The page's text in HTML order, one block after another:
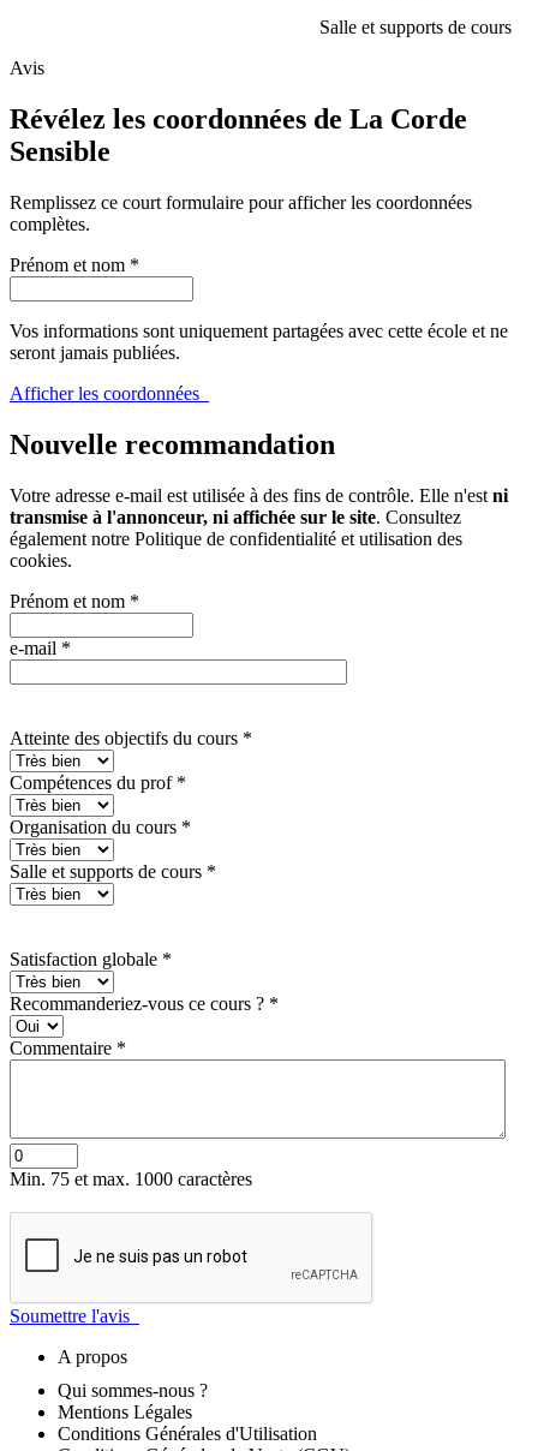
Salle et supports de cours
Avis
Révélez les coordonnées de La Corde
Sensible
Remplissez ce court formulaire pour afficher les coordonnées
complètes.
Prénom et nom *
Vos informations sont uniquement partagées avec cette école et ne
seront jamais publiées.
Afficher les coordonnées
Nouvelle recommandation
Votre adresse e-mail est utilisée à des fins de contrôle. Elle n'est ni
transmise à l'annonceur, ni affichée sur le site. Consultez
également notre Politique de confidentialité et utilisation des
cookies.
Prénom et nom *
e-mail *
Atteinte des objectifs du cours *
Compétences du prof *
Organisation du cours *
Salle et supports de cours *
Satisfaction globale *
Recommanderiez-vous ce cours ? *
Commentaire *
Min. 75 et max. 1000 caractères
Soumettre l'avis
A propos
Qui sommes-nous ?
Mentions Légales
Conditions Générales d'Utilisation